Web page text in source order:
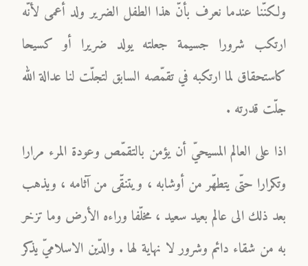
ولكنّنا عندما نعرف بأنّ هذا الطفل الضرير ولد أعمى لأنّه
ارتكب شرورا جسيمة جعلته يولد ضريرا أو كسيحا
كاستحقاق لما ارتكبه في تقمّصه السابق لتجلّت لنا عدالة الله
جلّت قدرته .
اذا على العالم المسيحيّ أن يؤمن بالتقمّص وعودة المرء مرارا
وتكرارا حتّى يتطهّر من أوشابه ، ويتنقّى من آثامه ، ويذهب
بعد ذلك الى عالم بعيد سعيد ، مخلّفا وراءه الأرض وما تزخر
به من شقاء دائم وشرور لا نهاية لها . والدّين الاسلاميّ يذكر